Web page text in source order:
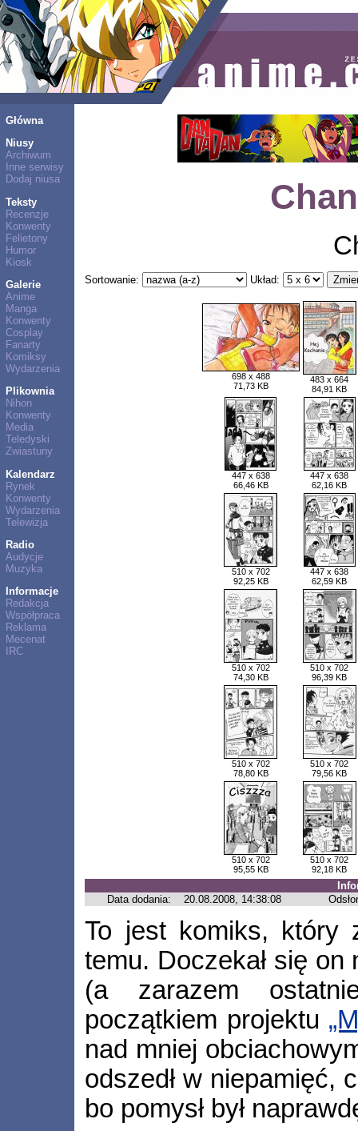
Główna
Niusy
Archiwum
Inne serwisy
Dodaj niusa
Teksty
Recenzje
Konwenty
Felietony
Humor
Kiosk
Galerie
Anime
Manga
Konwenty
Cosplay
Fanarty
Komiksy
Wydarzenia
Plikownia
Nihon
Konwenty
Media
Teledyski
Zwiastuny
Kalendarz
Rynek
Konwenty
Wydarzenia
Telewizja
Radio
Audycje
Muzyka
Informacje
Redakcja
Współpraca
Reklama
Mecenat
IRC
Sortowanie: Układ:
698 x 488
71,73 KB
483 x 664
84,91 KB
447 x 638
66,46 KB
447 x 638
62,16 KB
510 x 702
92,25 KB
447 x 638
62,59 KB
510 x 702
74,30 KB
510 x 702
96,39 KB
510 x 702
78,80 KB
510 x 702
79,56 KB
510 x 702
95,55 KB
510 x 702
92,18 KB
Data dodania:
20.08.2008, 14:38:08
To jest komiks, który
temu. Doczekał się
(a zarazem
początkiem projektu
nad mniej
odszedł w niepamięć,
bo pomysł był